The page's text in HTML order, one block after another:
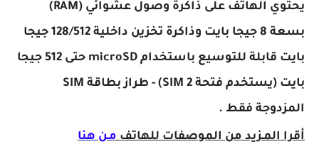
يحتوي الهاتف على ذاكرة وصول عشوائي (RAM)
بسعة 8 جيجا بايت وذاكرة تخزين داخلية 128/512 جيجا
بايت قابلة للتوسيع باستخدام microSD حتى 512 جيجا
بايت (يستخدم فتحة SIM 2) - طراز بطاقة SIM
المزدوجة فقط .
أقرا المـزيد من الموصفات للهاتفمـن هنا